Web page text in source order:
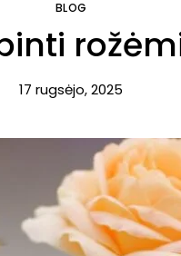
BLOG
17 rugsėjo, 2025